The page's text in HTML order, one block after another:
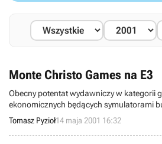
Monte Christo Games na E3
Obecny potentat wydawniczy w kategorii
ekonomicznych będących symulatorami
Monte Christo Games przygotowuje na
Entertainment Expo (E3) kolejne
Tomasz Pyzioł14 maja 2001 16:32